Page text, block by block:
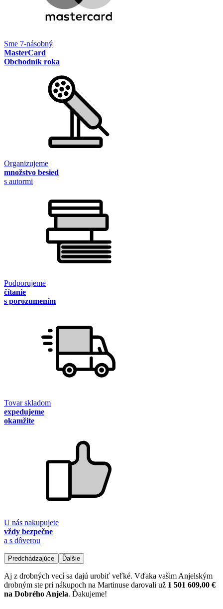
Sme 7-násobný
MasterCard
Obchodník roka
Organizujeme
množstvo besied
s autormi
Podporujeme
čítanie
s porozumením
Tovar skladom
expedujeme
okamžite
U nás nakupujete
vždy bezpečne
a s dôverou
Predchádzajúce Ďalšie
Aj z drobných vecí sa dajú urobiť veľké. Vďaka vašim Anjelským
drobným ste pri nákupoch na Martinuse darovali už 1 501 609,00 €
na Dobrého Anjela. Ďakujeme!